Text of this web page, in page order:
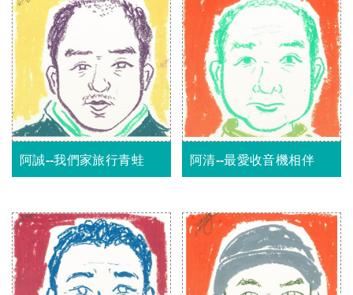
阿誠--我們家旅行青蛙 阿清--最愛收音機相伴